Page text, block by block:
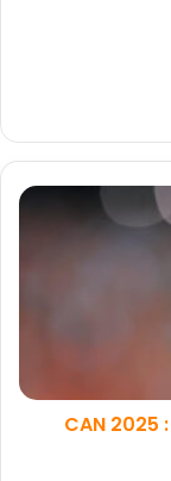
CAN 2025